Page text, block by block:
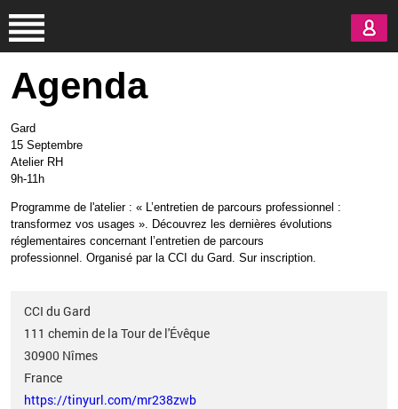
Agenda
Gard
15 Septembre
Atelier RH
9h-11h
Programme de l'atelier : « L’entretien de parcours professionnel :
transformez vos usages ». Découvrez les dernières évolutions
réglementaires concernant l’entretien de parcours
professionnel. Organisé par la CCI du Gard. Sur inscription.
CCI du Gard
111 chemin de la Tour de l'Évêque
30900 Nîmes
France
https://tinyurl.com/mr238zwb